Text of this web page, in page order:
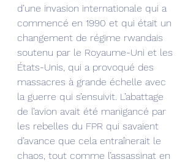
d’une invasion internationale qui a
commencé en 1990 et qui était un
changement de régime rwandais
soutenu par le Royaume-Uni et les
États-Unis, qui a provoqué des
massacres à grande échelle avec
la guerre qui s’ensuivit. L’abattage
de l’avion avait été manigancé par
les rebelles du FPR qui savaient
d’avance que cela entraînerait le
chaos, tout comme l’assassinat en